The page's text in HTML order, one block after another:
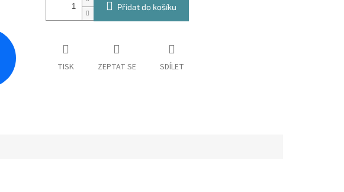
Přidat do košíku
TISK ZEPTAT SE SDÍLET